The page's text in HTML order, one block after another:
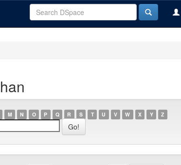
M N O P Q R S T U V W X Y Z